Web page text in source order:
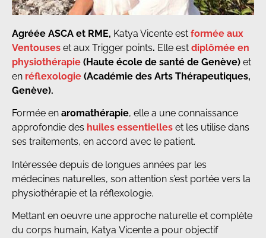
Agréée ASCA et RME, Katya Vicente est formée aux
Ventouses et aux Trigger points. Elle est diplômée en
physiothérapie (Haute école de santé de Genève) et
en réflexologie (Académie des Arts Thérapeutiques,
Genève).
Formée en aromathérapie, elle a une connaissance
approfondie des huiles essentielles et les utilise dans
ses traitements, en accord avec le patient.
Intéressée depuis de longues années par les
médecines naturelles, son attention s’est portée vers la
physiothérapie et la réflexologie.
Mettant en oeuvre une approche naturelle et complète
du corps humain, Katya Vicente a pour objectif